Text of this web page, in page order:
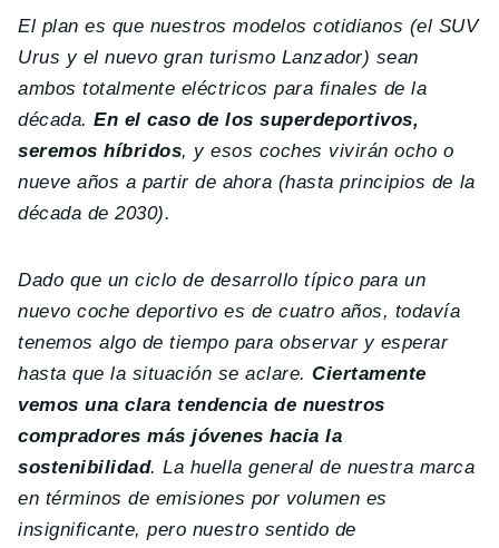
El plan es que nuestros modelos cotidianos (el SUV
Urus y el nuevo gran turismo Lanzador) sean
ambos totalmente eléctricos para finales de la
década.En el caso de los superdeportivos,
seremos híbridos, y esos coches vivirán ocho o
nueve años a partir de ahora (hasta principios de la
década de 2030).
Dado que un ciclo de desarrollo típico para un
nuevo coche deportivo es de cuatro años, todavía
tenemos algo de tiempo para observar y esperar
hasta que la situación se aclare.Ciertamente
vemos una clara tendencia de nuestros
compradores más jóvenes hacia la
sostenibilidad. La huella general de nuestra marca
en términos de emisiones por volumen es
insignificante, pero nuestro sentido de